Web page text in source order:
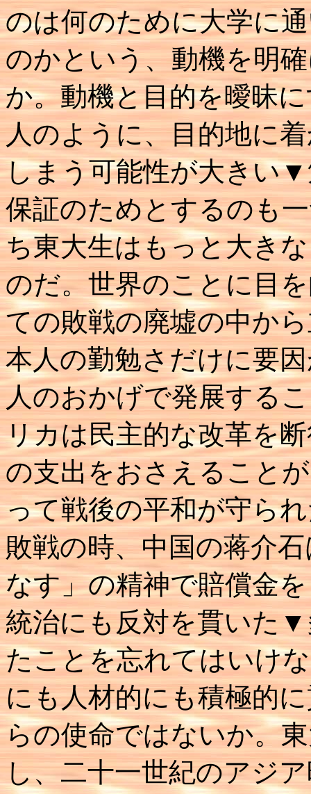
のは何のために大学に
のかという、動機を明
か。動機と目的を曖昧
人のように、目的地に
しまう可能性が大きい
保証のためとするのも
ち東大生はもっと大き
のだ。世界のことに目
ての敗戦の廃墟の中か
本人の勤勉さだけに要
人のおかげで発展する
リカは民主的な改革を
の支出をおさえること
って戦後の平和が守ら
敗戦の時、中国の蒋介
なす」の精神で賠償金
統治にも反対を貫いた
たことを忘れてはいけ
にも人材的にも積極的
らの使命ではないか。
し、二十一世紀のアジ